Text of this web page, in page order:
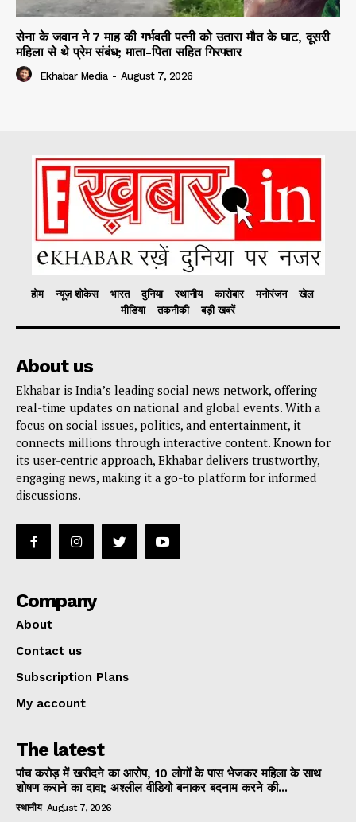
सेना के जवान ने 7 माह की गर्भवती पत्नी को उतारा मौत के घाट, दूसरी
महिला से थे प्रेम संबंध; माता-पिता सहित गिरफ्तार
Ekhabar Media - August 7, 2026
होम न्यूज़ शोकेस भारत दुनिया स्थानीय कारोबार मनोरंजन
खेल
मीडिया
तकनीकी बड़ी खबरें
About us
Ekhabar is India’s leading social news network, offering
real-time updates on national and global events. With a
focus on social issues, politics, and entertainment, it
connects millions through interactive content. Known for
its user-centric approach, Ekhabar delivers trustworthy,
engaging news, making it a go-to platform for informed
discussions.
Company
About
Contact us
Subscription Plans
My account
The latest
पांच करोड़ में खरीदने का आरोप, 10 लोगों के पास भेजकर महिला के साथ
शोषण कराने का दावा; अश्लील वीडियो बनाकर बदनाम करने की...
स्थानीय August 7, 2026